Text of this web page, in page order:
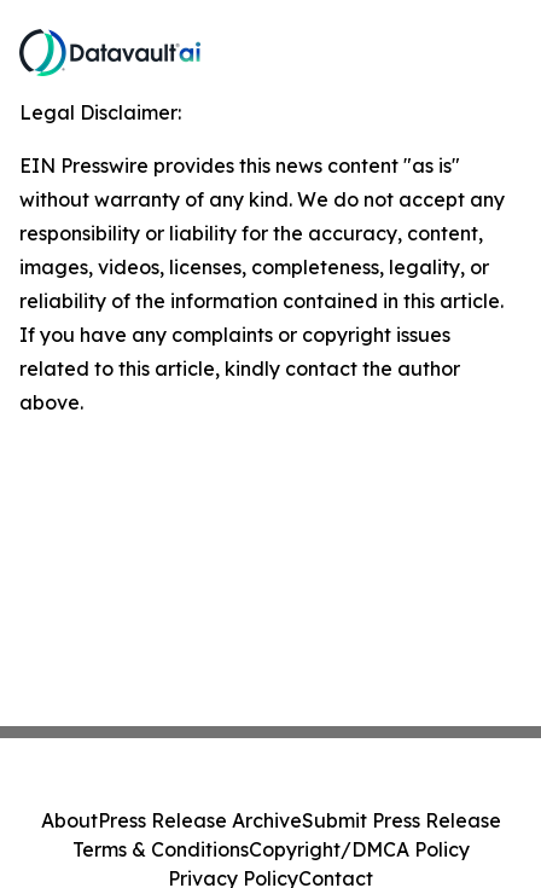
Legal Disclaimer:
EIN Presswire provides this news content "as is"
without warranty of any kind. We do not accept any
responsibility or liability for the accuracy, content,
images, videos, licenses, completeness, legality, or
reliability of the information contained in this article.
If you have any complaints or copyright issues
related to this article, kindly contact the author
above.
AboutPress Release ArchiveSubmit Press Release
Terms & ConditionsCopyright/DMCA Policy
Privacy PolicyContact